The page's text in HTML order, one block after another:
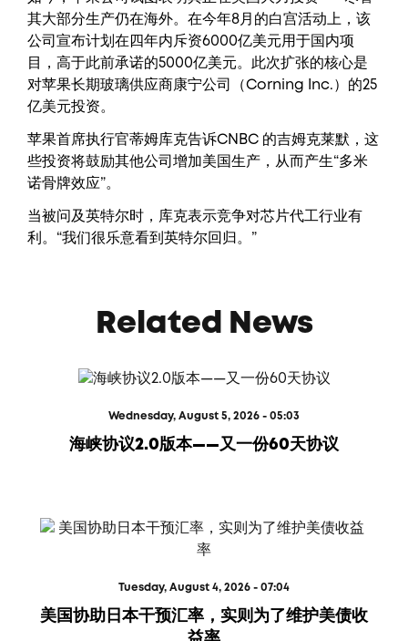
其大部分生产仍在海外。在今年8月的白宫活动上，该
公司宣布计划在四年内斥资6000亿美元用于国内项
目，高于此前承诺的5000亿美元。此次扩张的核心是
对苹果长期玻璃供应商康宁公司（Corning Inc.）的25
亿美元投资。
苹果首席执行官蒂姆库克告诉CNBC 的吉姆克莱默，这
些投资将鼓励其他公司增加美国生产，从而产生“多米
诺骨牌效应”。
当被问及英特尔时，库克表示竞争对芯片代工行业有
利。“我们很乐意看到英特尔回归。”
Related News
Wednesday, August 5, 2026 - 05:03
海峡协议2.0版本——又一份60天协议
Tuesday, August 4, 2026 - 07:04
美国协助日本干预汇率，实则为了维护美债收